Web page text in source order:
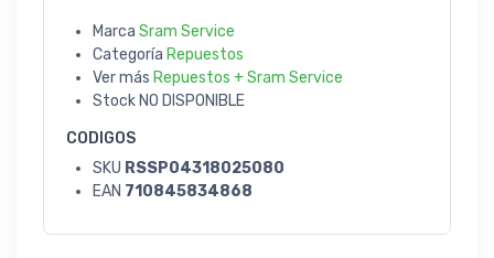
Marca Sram Service
Categoría Repuestos
Ver más Repuestos + Sram Service
Stock NO DISPONIBLE
CODIGOS
SKU RSSP04318025080
EAN 710845834868